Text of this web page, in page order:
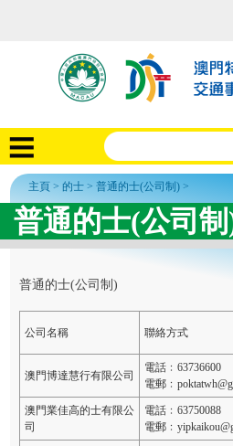
主頁 > 的士 >普通的士(公司制) >
普通的士(公司
普通的士(公司制)
公司名稱 聯絡方式
澳門博達慧行有限公司
電話﹕63736600
電郵
澳門業佳高的士有限公
司
電話﹕63750088
電郵